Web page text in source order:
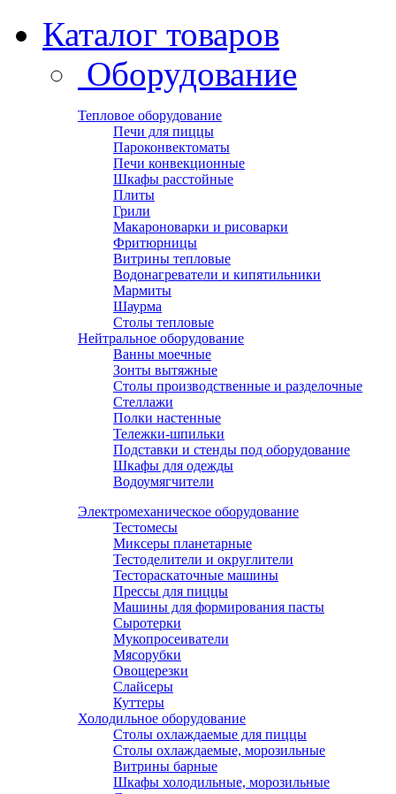
Каталог товаров
Оборудование
Тепловое оборудование
Печи для пиццы
Пароконвектоматы
Печи конвекционные
Шкафы расстойные
Плиты
Грили
Макароноварки и рисоварки
Фритюрницы
Витрины тепловые
Водонагреватели и кипятильники
Мармиты
Шаурма
Столы тепловые
Нейтральное оборудование
Ванны моечные
Зонты вытяжные
Столы производственные и разделочные
Стеллажи
Полки настенные
Тележки-шпильки
Подставки и стенды под оборудование
Шкафы для одежды
Водоумягчители
Электромеханическое оборудование
Тестомесы
Миксеры планетарные
Тестоделители и округлители
Тестораскаточные машины
Прессы для пиццы
Машины для формирования пасты
Сыротерки
Мукопросеиватели
Мясорубки
Овощерезки
Слайсеры
Куттеры
Холодильное оборудование
Столы охлаждаемые для пиццы
Столы охлаждаемые, морозильные
Витрины барные
Шкафы холодильные, морозильные